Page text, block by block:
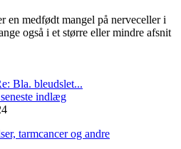
en medfødt mangel på nerveceller i
også i et større eller mindre afsnit
Bla. bleudslet...
indlæg
tarmcancer og andre